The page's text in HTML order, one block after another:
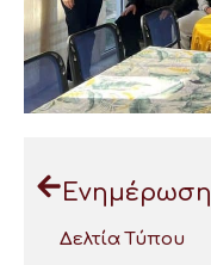
Ενημέρωση
Δελτία Τύπου